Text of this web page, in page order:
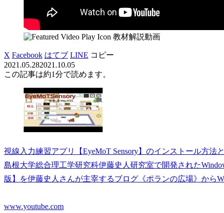
教材解説動画
X Facebook はてブ LINE コピー
2021.05.282021.10.05
この記事は約1分で読めます。
視線入力練習アプリ【EyeMoT Sensory】のインストール方法
島根大学総合理工学研究科伊藤史人研究室で開発された
版】を伊藤史人さんが主宰するブログ《ポランの広場》から
www.youtube.com